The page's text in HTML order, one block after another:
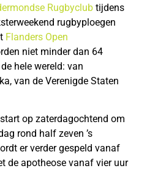
Rugbyclub tijdens
rugbyploegen
Flanders Open
niet minder dan 64
hele wereld: van
van de Verenigde Staten
op zaterdagochtend om
rond half zeven ’s
er verder gespeld vanaf
de apotheose vanaf vier uur